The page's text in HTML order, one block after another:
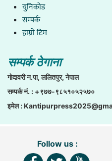
युनिकाेड
सम्पर्क
हाम्राे टिम
सम्पर्क ठेगाना
गाेदावरी न.पा, ललितपुर, नेपाल
सम्पर्क नं. : +९७७-९८५१०५२५७०
इमेल :
Follow us :